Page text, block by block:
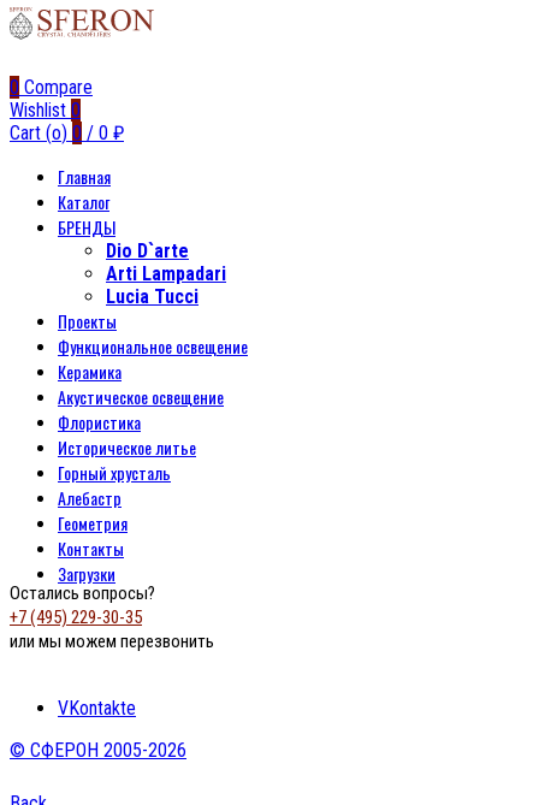
0 Compare
Wishlist 0
Cart (o) 0 / 0 ₽
Главная
Каталог
БРЕНДЫ
Dio D`arte
Arti Lampadari
Lucia Tucci
Проекты
Функциональное освещение
Керамика
Акустическое освещение
Флористика
Историческое литье
Горный хрусталь
Алебастр
Геометрия
Контакты
Загрузки
Остались вопросы?
+7 (495) 229-30-35
или мы можем перезвонить
VKontakte
© СФЕРОН 2005-2026